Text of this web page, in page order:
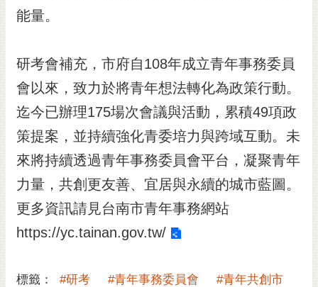
市
府
通
位
置
能量。
研考會補充，市府自108年成立青年事務委員
會以來，致力於將青年想法轉化為政策行動。
迄今已辦理175場次會議與活動，累積49項政
策提案，並持續強化青委培力與跨域互動。未
來將持續透過青年事務委員會平台，凝聚青年
力量，共創更友善、宜居與永續的城市藍圖。
更多資訊請見台南市青年事務網站
https://yc.tainan.gov.tw/
標籤： #研考 #青年事務委員會
#青年共創市